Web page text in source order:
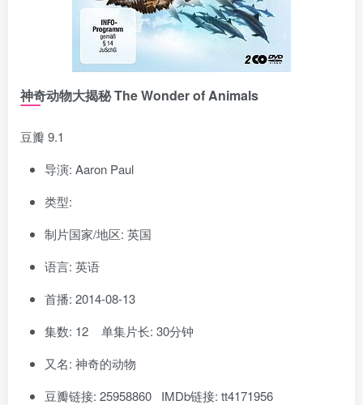
神奇动物大揭秘 The Wonder of Animals
豆瓣 9.1
导演: Aaron Paul
类型:
制片国家/地区: 英国
语言: 英语
首播: 2014-08-13
集数: 12 单集片长: 30分钟
又名: 神奇的动物
豆瓣链接: 25958860 IMDb链接: tt4171956